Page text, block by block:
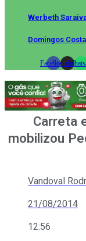
Werbeth
Domingos Costa
FacebookInstagram
Carreta
mobilizou
Vandoval
21/08/2014
12:56